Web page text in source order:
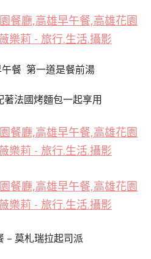
餐 第一道是餐前湯
法國烤麵包一起享用
– 莫札瑞拉起司派